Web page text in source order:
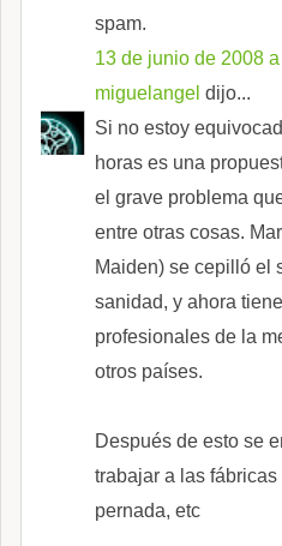
spam.
13 de junio de 2008
miguelangel dijo...
Si no estoy
horas es una
el grave problema
entre otras cosas.
Maiden) se cepilló el
sanidad, y ahora
profesionales de la
otros países.
Después de esto se
trabajar a las
pernada, etc